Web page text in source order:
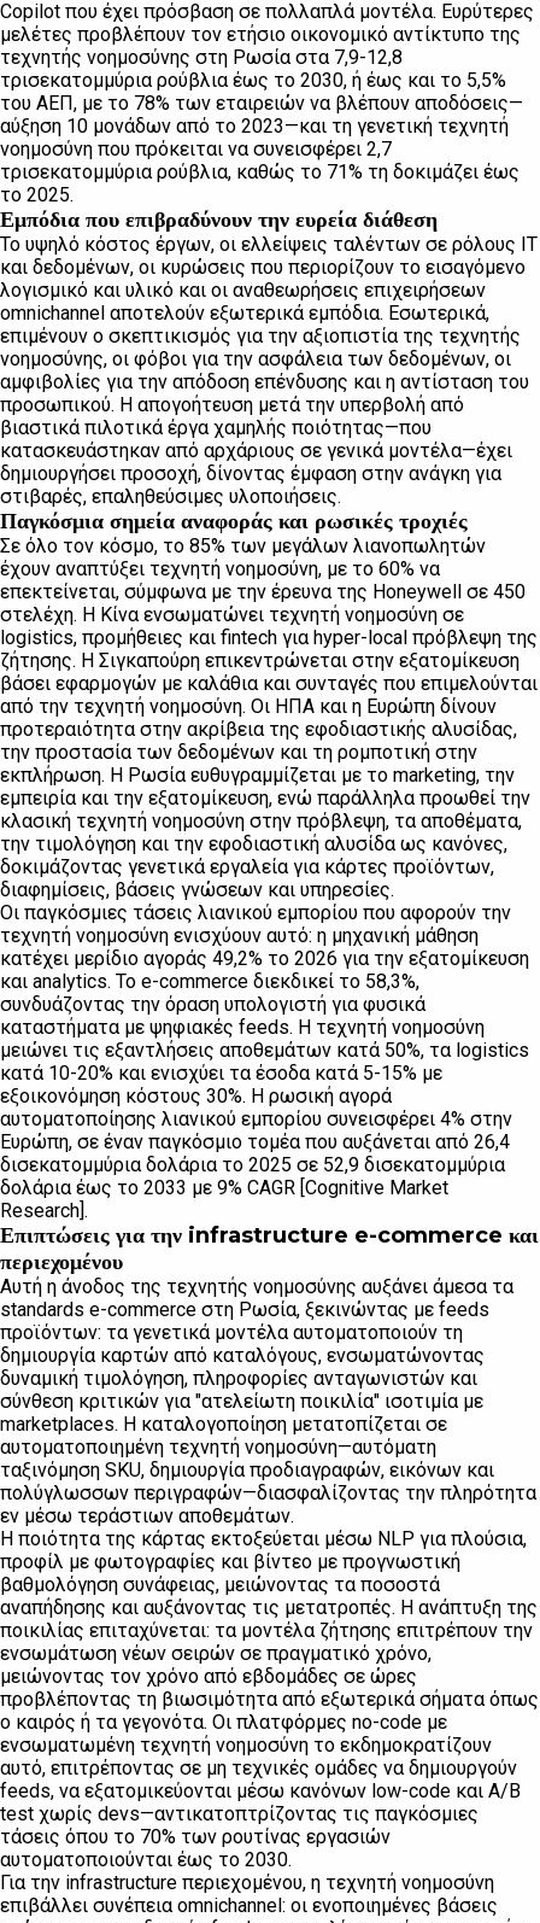
Copilot που έχει πρόσβαση σε πολλαπλά μοντέλα. Ευρύτερες
μελέτες προβλέπουν τον ετήσιο οικονομικό αντίκτυπο της
τεχνητής νοημοσύνης στη Ρωσία στα 7,9-12,8
τρισεκατομμύρια ρούβλια έως το 2030, ή έως και το 5,5%
του ΑΕΠ, με το 78% των εταιρειών να βλέπουν αποδόσεις—
αύξηση 10 μονάδων από το 2023—και τη γενετική τεχνητή
νοημοσύνη που πρόκειται να συνεισφέρει 2,7
τρισεκατομμύρια ρούβλια, καθώς το 71% τη δοκιμάζει έως
το 2025.
Εμπόδια που επιβραδύνουν την ευρεία διάθεση
Το υψηλό κόστος έργων, οι ελλείψεις ταλέντων σε ρόλους IT
και δεδομένων, οι κυρώσεις που περιορίζουν το εισαγόμενο
λογισμικό και υλικό και οι αναθεωρήσεις επιχειρήσεων
omnichannel αποτελούν εξωτερικά εμπόδια. Εσωτερικά,
επιμένουν ο σκεπτικισμός για την αξιοπιστία της τεχνητής
νοημοσύνης, οι φόβοι για την ασφάλεια των δεδομένων, οι
αμφιβολίες για την απόδοση επένδυσης και η αντίσταση του
προσωπικού. Η απογοήτευση μετά την υπερβολή από
βιαστικά πιλοτικά έργα χαμηλής ποιότητας—που
κατασκευάστηκαν από αρχάριους σε γενικά μοντέλα—έχει
δημιουργήσει προσοχή, δίνοντας έμφαση στην ανάγκη για
στιβαρές, επαληθεύσιμες υλοποιήσεις.
Παγκόσμια σημεία αναφοράς και ρωσικές τροχιές
Σε όλο τον κόσμο, το 85% των μεγάλων λιανοπωλητών
έχουν αναπτύξει τεχνητή νοημοσύνη, με το 60% να
επεκτείνεται, σύμφωνα με την έρευνα της Honeywell σε 450
στελέχη. Η Κίνα ενσωματώνει τεχνητή νοημοσύνη σε
logistics, προμήθειες και fintech για hyper-local πρόβλεψη της
ζήτησης. Η Σιγκαπούρη επικεντρώνεται στην εξατομίκευση
βάσει εφαρμογών με καλάθια και συνταγές που επιμελούνται
από την τεχνητή νοημοσύνη. Οι ΗΠΑ και η Ευρώπη δίνουν
προτεραιότητα στην ακρίβεια της εφοδιαστικής αλυσίδας,
την προστασία των δεδομένων και τη ρομποτική στην
εκπλήρωση. Η Ρωσία ευθυγραμμίζεται με το marketing, την
εμπειρία και την εξατομίκευση, ενώ παράλληλα προωθεί την
κλασική τεχνητή νοημοσύνη στην πρόβλεψη, τα αποθέματα,
την τιμολόγηση και την εφοδιαστική αλυσίδα ως κανόνες,
δοκιμάζοντας γενετικά εργαλεία για κάρτες προϊόντων,
διαφημίσεις, βάσεις γνώσεων και υπηρεσίες.
Οι παγκόσμιες τάσεις λιανικού εμπορίου που αφορούν την
τεχνητή νοημοσύνη ενισχύουν αυτό: η μηχανική μάθηση
κατέχει μερίδιο αγοράς 49,2% το 2026 για την εξατομίκευση
και analytics. Το e-commerce διεκδικεί το 58,3%,
συνδυάζοντας την όραση υπολογιστή για φυσικά
καταστήματα με ψηφιακές feeds. Η τεχνητή νοημοσύνη
μειώνει τις εξαντλήσεις αποθεμάτων κατά 50%, τα logistics
κατά 10-20% και ενισχύει τα έσοδα κατά 5-15% με
εξοικονόμηση κόστους 30%. Η ρωσική αγορά
αυτοματοποίησης λιανικού εμπορίου συνεισφέρει 4% στην
Ευρώπη, σε έναν παγκόσμιο τομέα που αυξάνεται από 26,4
δισεκατομμύρια δολάρια το 2025 σε 52,9 δισεκατομμύρια
δολάρια έως το 2033 με 9% CAGR [Cognitive Market
Research].
Επιπτώσεις για την infrastructure e-commerce και
περιεχομένου
Αυτή η άνοδος της τεχνητής νοημοσύνης αυξάνει άμεσα τα
standards e-commerce στη Ρωσία, ξεκινώντας με feeds
προϊόντων: τα γενετικά μοντέλα αυτοματοποιούν τη
δημιουργία καρτών από καταλόγους, ενσωματώνοντας
δυναμική τιμολόγηση, πληροφορίες ανταγωνιστών και
σύνθεση κριτικών για "ατελείωτη ποικιλία" ισοτιμία με
marketplaces. Η καταλογοποίηση μετατοπίζεται σε
αυτοματοποιημένη τεχνητή νοημοσύνη—αυτόματη
ταξινόμηση SKU, δημιουργία προδιαγραφών, εικόνων και
πολύγλωσσων περιγραφών—διασφαλίζοντας την πληρότητα
εν μέσω τεράστιων αποθεμάτων.
Η ποιότητα της κάρτας εκτοξεύεται μέσω NLP για πλούσια,
προφίλ με φωτογραφίες και βίντεο με προγνωστική
βαθμολόγηση συνάφειας, μειώνοντας τα ποσοστά
αναπήδησης και αυξάνοντας τις μετατροπές. Η ανάπτυξη της
ποικιλίας επιταχύνεται: τα μοντέλα ζήτησης επιτρέπουν την
ενσωμάτωση νέων σειρών σε πραγματικό χρόνο,
μειώνοντας τον χρόνο από εβδομάδες σε ώρες
προβλέποντας τη βιωσιμότητα από εξωτερικά σήματα όπως
ο καιρός ή τα γεγονότα. Οι πλατφόρμες no-code με
ενσωματωμένη τεχνητή νοημοσύνη το εκδημοκρατίζουν
αυτό, επιτρέποντας σε μη τεχνικές ομάδες να δημιουργούν
feeds, να εξατομικεύονται μέσω κανόνων low-code και A/B
test χωρίς devs—αντικατοπτρίζοντας τις παγκόσμιες
τάσεις όπου το 70% των ρουτίνας εργασιών
αυτοματοποιούνται έως το 2030.
Για την infrastructure περιεχομένου, η τεχνητή νοημοσύνη
επιβάλλει συνέπεια omnichannel: οι ενοποιημένες βάσεις